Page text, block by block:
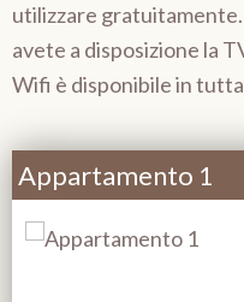
utilizzare
avete a disposizione la
Wifi è disponibile in tutta
Appartamento 1